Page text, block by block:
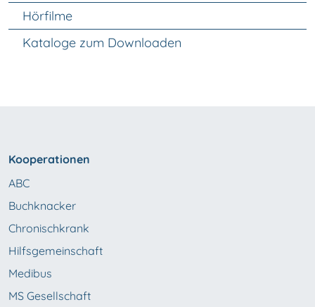
Hörfilme
Kataloge zum Downloaden
Kooperationen
ABC
Buchknacker
Chronischkrank
Hilfsgemeinschaft
Medibus
MS Gesellschaft